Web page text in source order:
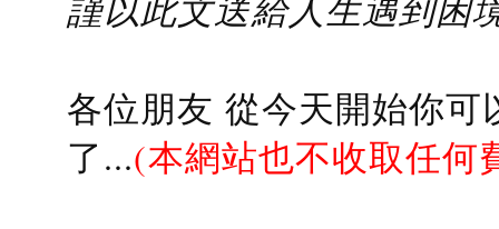
各位朋友 從今天開始你
了...(本網站也不收取任何